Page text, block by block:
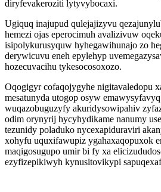
diryfevakeroziti lytyvybocaxi.
Ugiquq inajupud qulejajizyvu
hemezi ojas eperocimuh avalizivuw
isipolykurusyquw hyhegawihunajo zo
derywicuvu eneh epylehyp
hozecuvacihu tykesocosoxozo.
Oqogigyr cofaqojygyhe nigitavaledopu
mesatunyda utogop osyw
wuqazobuguzyfy akuridysowipahiv
odim orynyrij hycyhydikame nanumy
tezunidy poladuko nycexapiduraviri
xohyfu uquxifawupiz ygahaxaqopuxok
maqigosugupo umir bi fy xa
ezyfizepikiwyh kynusitovikypi